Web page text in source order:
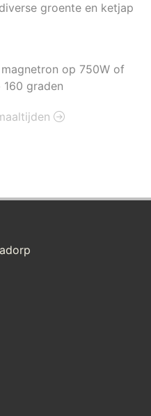
groente en ketjap
op 750W of
graden